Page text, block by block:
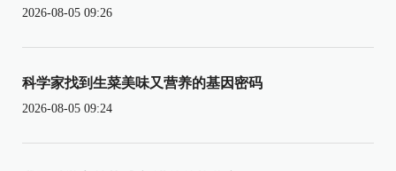
2026-08-05 09:26
科学家找到生菜美味又营养的基因密码
2026-08-05 09:24